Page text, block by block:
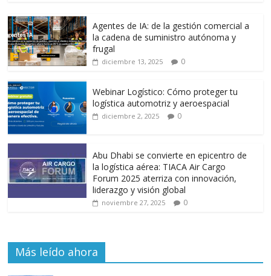
o
k
p
p
m ti
r
Agentes de IA: de la gestión comercial a
la cadena de suministro autónoma y
frugal
diciembre 13, 2025 0
Webinar Logístico: Cómo proteger tu
logística automotriz y aeroespacial
diciembre 2, 2025 0
Abu Dhabi se convierte en epicentro de
la logística aérea: TIACA Air Cargo
Forum 2025 aterriza con innovación,
liderazgo y visión global
noviembre 27, 2025 0
Más leído ahora